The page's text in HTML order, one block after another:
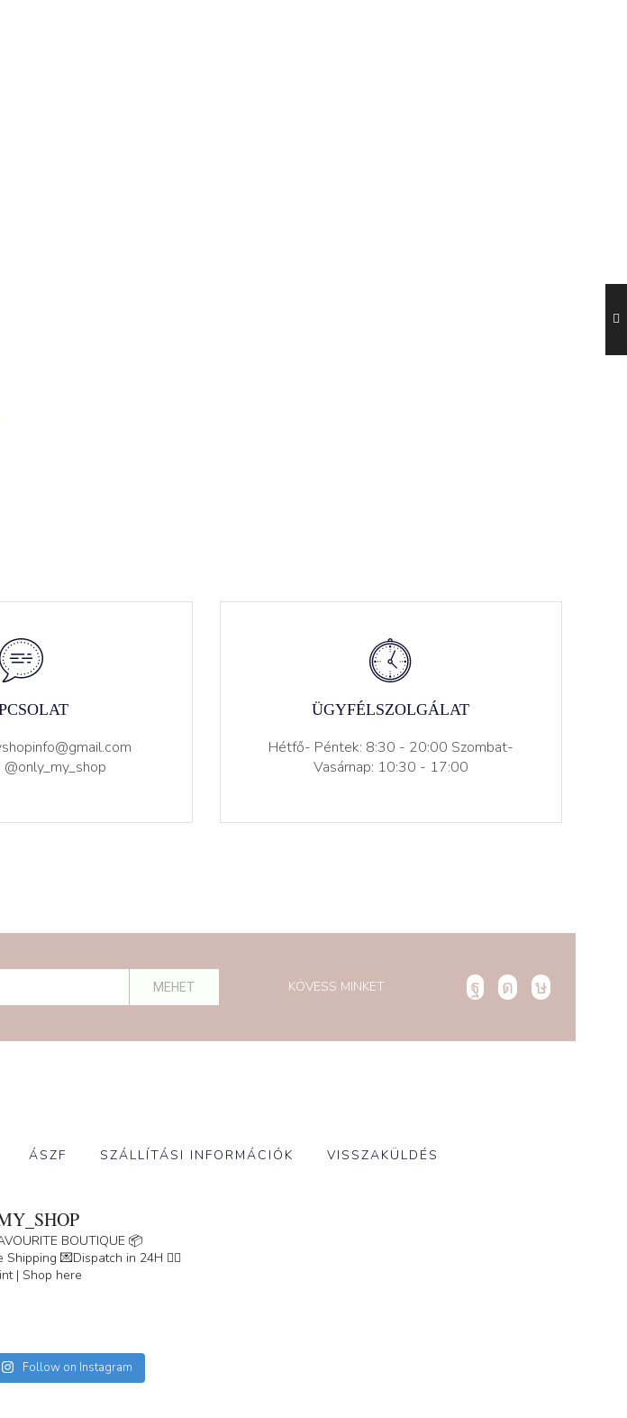
@only_my_shop
ÜGYFÉLSZOLGÁLAT
Hétfő- Péntek: 8:30 - 20:00 Szombat-
Vasárnap: 10:30 - 17:00
MEHET KÖVESS MINKET
ÁSZF SZÁLLÍTÁSI INFORMÁCIÓK VISSZAKÜLDÉS
BOUTIQUE📦
Shipping 💌Dispatch in 24H 👇🏽
| Shop here
Follow on Instagram